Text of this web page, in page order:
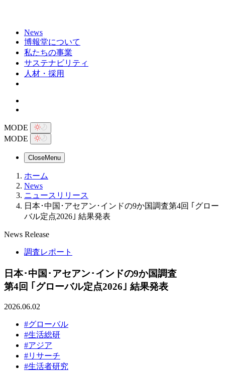
News
博報堂について
私たちの事業
サステナビリティ
人材・採用
MODE
MODE
CloseMenu
ホーム
News
ニュースリリース
日本･中国･アセアン･インドの9か国調査第4回 ｢グロー
バル定点2026｣ 結果発表
News Release
調査レポート
日本･中国･アセアン･インドの9か国調査
第4回 ｢グローバル定点2026｣ 結果発表
2026.06.02
#グローバル
#生活総研
#アジア
#リサーチ
#生活者研究